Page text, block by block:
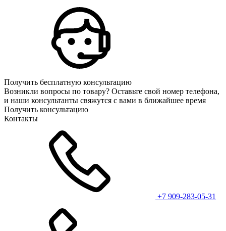
Получить бесплатную консультацию
Возникли вопросы по товару? Оставьте свой номер телефона,
и наши консультанты свяжутся с вами в ближайшее время
Получить консультацию
Контакты
+7 909-283-05-31